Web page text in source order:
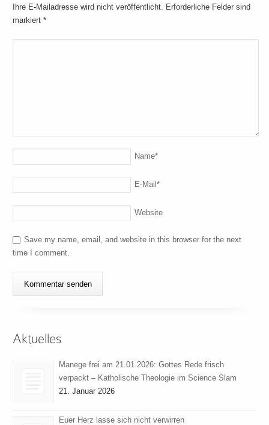
Ihre E-Mailadresse wird nicht veröffentlicht. Erforderliche Felder sind
markiert*
Name*
E-Mail*
Website
Save my name, email, and website in this browser for the next
time I comment.
Aktuelles
Manege frei am 21.01.2026: Gottes Rede frisch
verpackt – Katholische Theologie im Science Slam
21. Januar 2026
Euer Herz lasse sich nicht verwirren